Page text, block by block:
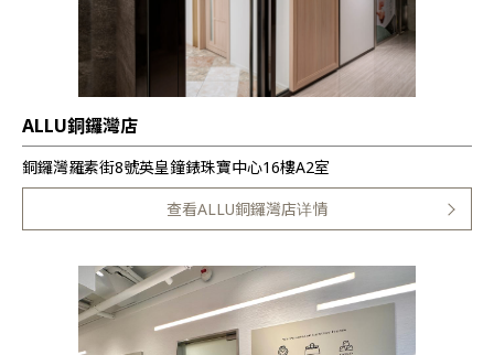
ALLU銅鑼灣店
銅鑼灣羅素街8號英皇鐘錶珠寶中心16樓A2室
查看ALLU銅鑼灣店详情